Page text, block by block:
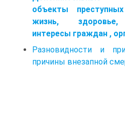
объекты
жизнь, здоровье,
интересы граждан ,
Разновидности и
причины внезапной